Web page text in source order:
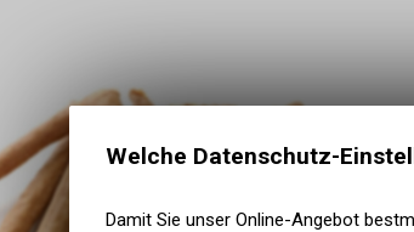
Welche Datenschutz-
Damit Sie unser Online-Angebot